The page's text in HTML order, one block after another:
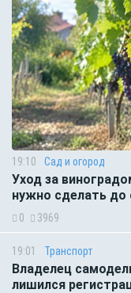
19:10 Сад и огород
Уход за
нужно сделать до
0 3969
19:01 Транспорт
Владелец
лишился